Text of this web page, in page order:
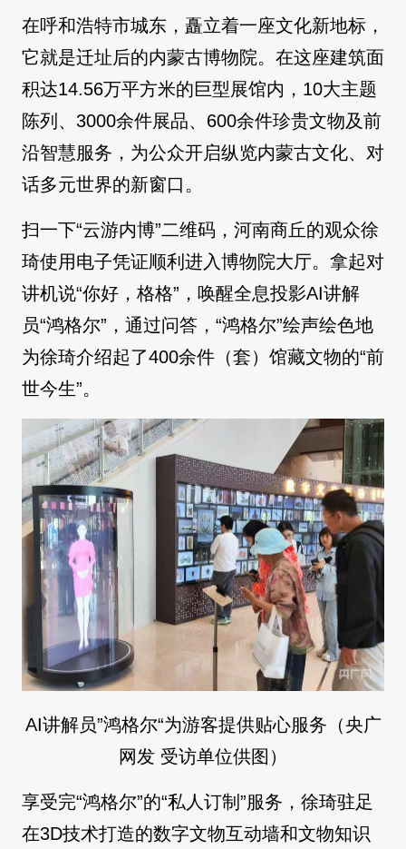
在呼和浩特市城东，矗立着一座文化新地标，
它就是迁址后的内蒙古博物院。在这座建筑面
积达14.56万平方米的巨型展馆内，10大主题
陈列、3000余件展品、600余件珍贵文物及前
沿智慧服务，为公众开启纵览内蒙古文化、对
话多元世界的新窗口。
扫一下“云游内博”二维码，河南商丘的观众徐
琦使用电子凭证顺利进入博物院大厅。拿起对
讲机说“你好，格格”，唤醒全息投影AI讲解
员“鸿格尔”，通过问答，“鸿格尔”绘声绘色地
为徐琦介绍起了400余件（套）馆藏文物的“前
世今生”。
AI讲解员”鸿格尔“为游客提供贴心服务（央广
网发 受访单位供图）
享受完“鸿格尔”的“私人订制”服务，徐琦驻足
在3D技术打造的数字文物互动墙和文物知识